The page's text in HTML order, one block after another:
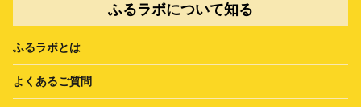
ふるラボについて知る
ふるラボとは
よくあるご質問